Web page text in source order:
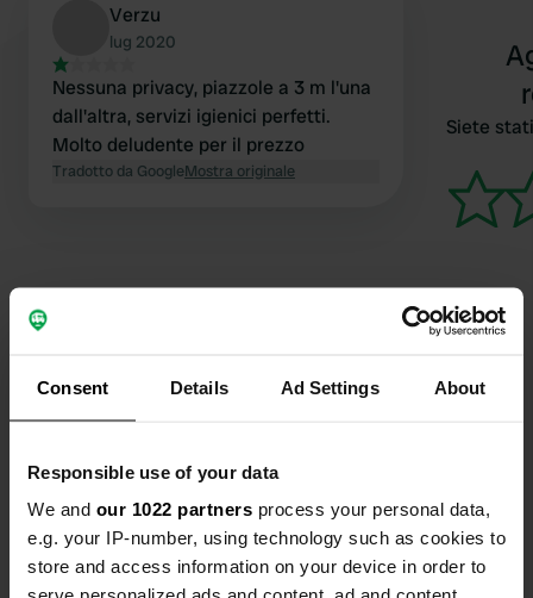
Consent Details Ad Settings About
Responsible use of your data
We and our 1022 partners process your personal data,
e.g. your IP-number, using technology such as cookies to
store and access information on your device in order to
Verzu
lug 2020
Nessuna privacy, piazzole a 3 m l'una
dall'altra, servizi igienici perfetti.
Molto deludente per il prezzo
Tradotto da GoogleMostra originale
Siete
Contatto
La Libaudière
85700, Pouzauges, Francia
Coordinate
46° 47' 58" N 0° 47' 44" W